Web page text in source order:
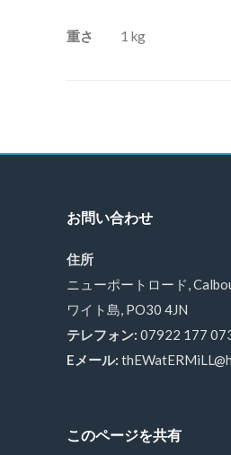
重さ 1 kg
お問い合わせ
住所
ニューポートロード,
ワイト島, PO30 4JN
テレフォン: 07922 177
Eメール:
このページを共有